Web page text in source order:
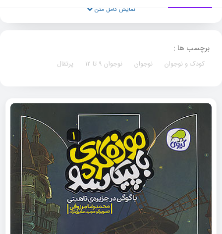
نمایش کامل متن
برچسب ها :
کودک و نوجوان نوجوان نوجوان 9 تا 12 پرتقال